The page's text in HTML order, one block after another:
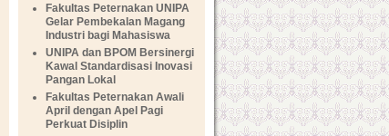
Fakultas Peternakan UNIPA
Gelar Pembekalan Magang
Industri bagi Mahasiswa
UNIPA dan BPOM Bersinergi
Kawal Standardisasi Inovasi
Pangan Lokal
Fakultas Peternakan Awali
April dengan Apel Pagi
Perkuat Disiplin